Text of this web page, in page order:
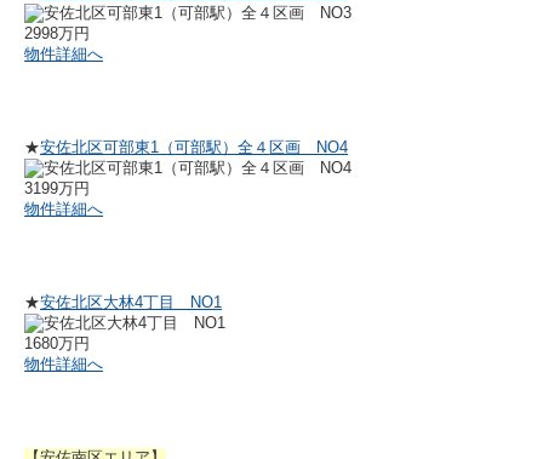
2998万円
物件詳細へ
★安佐北区可部東1（可部駅）全４区画 NO4
3199万円
物件詳細へ
★安佐北区大林4丁目 NO1
1680万円
物件詳細へ